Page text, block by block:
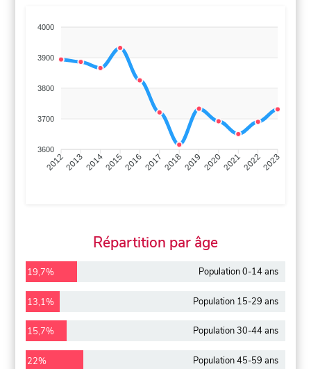
4000
3900
3800
3700
3600
201220132014201520162017 20182019 2020202120222023
Répartition par âge
19,7% Population 0-14 ans
13,1% Population 15-29 ans
15,7% Population 30-44 ans
22% Population 45-59 ans